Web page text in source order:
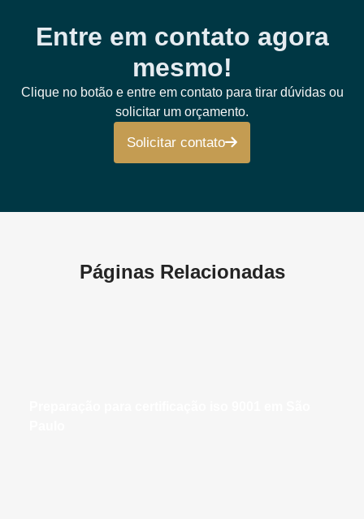
Entre em contato agora
mesmo!
Clique no botão e entre em contato para tirar dúvidas ou
solicitar um orçamento.
Solicitar contato
Páginas Relacionadas